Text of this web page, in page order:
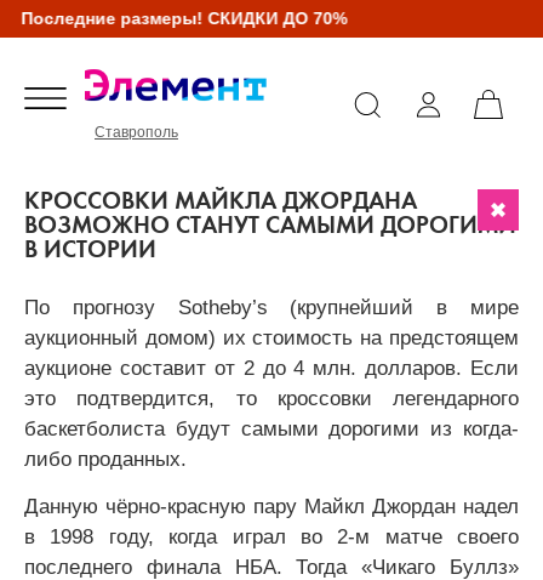
Последние размеры! СКИДКИ ДО 70%
Ставрополь
КРОССОВКИ МАЙКЛА ДЖОРДАНА
ВОЗМОЖНО СТАНУТ САМЫМИ ДОРОГИМИ
В ИСТОРИИ
По прогнозу Sotheby’s (крупнейший в мире
аукционный домом) их стоимость на предстоящем
аукционе составит от 2 до 4 млн. долларов. Если
это подтвердится, то кроссовки легендарного
баскетболиста будут самыми дорогими из когда-
либо проданных.
Данную чёрно-красную пару Майкл Джордан надел
в 1998 году, когда играл во 2-м матче своего
последнего финала НБА. Тогда «Чикаго Буллз»